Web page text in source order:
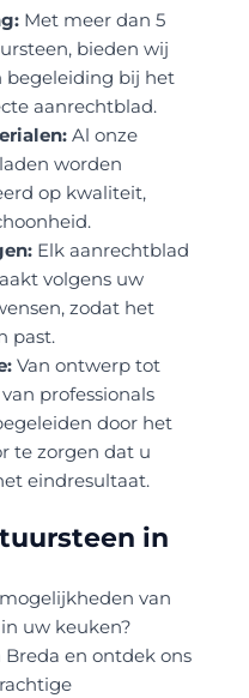
Met meer dan 5
bieden wij
begeleiding bij het
aanrechtblad.
Al onze
worden
op kwaliteit,
Elk aanrechtblad
volgens uw
zodat het
past.
Van ontwerp tot
professionals
door het
te zorgen dat u
eindresultaat.
in
van
uw keuken?
en ontdek ons